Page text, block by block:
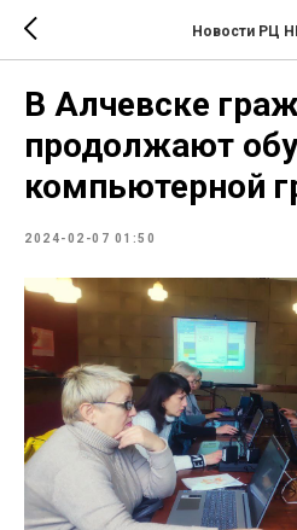
Новости РЦ
В Алчевске
продолжают
компьютерной
2024-02-07 01:50